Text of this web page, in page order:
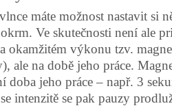
máte možnost nastavit si
Ve skutečnosti není ale
okamžitém výkonu tzv.
ale na době jeho práce.
doba jeho práce – např. 3
intenzitě se pak pauzy